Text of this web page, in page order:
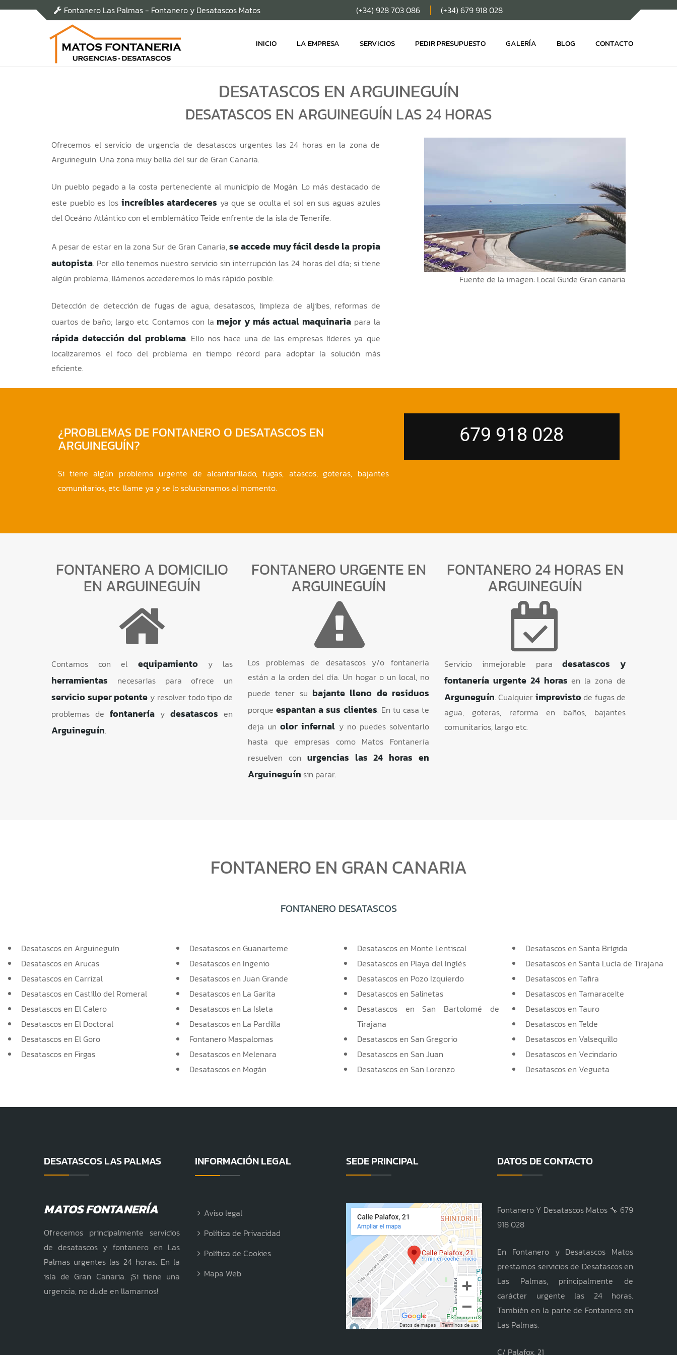
Fontanero Las Palmas - Fontanero y Desatascos Matos (+34) 928 703 086 (+34) 679 918 028
INICIO LA EMPRESA SERVICIOS PEDIR PRESUPUESTO GALERÍA BLOG CONTACTO
DESATASCOS EN ARGUINEGUÍN
DESATASCOS EN ARGUINEGUÍN LAS 24 HORAS
Ofrecemos el servicio de urgencia de desatascos urgentes las 24 horas en la zona de
Arguineguín. Una zona muy bella del sur de Gran Canaria.
Un pueblo pegado a la costa perteneciente al municipio de Mogán. Lo más destacado de
este pueblo es los increíbles atardeceres ya que se oculta el sol en sus aguas azules
del Oceáno Atlántico con el emblemático Teide enfrente de la isla de Tenerife.
A pesar de estar en la zona Sur de Gran Canaria,se accede muy fácil desde la propia
autopista. Por ello tenemos nuestro servicio sin interrupción las 24 horas del día; si tiene
algún problema, llámenos accederemos lo más rápido posible.
Detección de detección de fugas de agua, desatascos, limpieza de aljibes, reformas de
cuartos de baño; largo etc. Contamos con la mejor y más actual maquinaria para la
rápida detección del problema. Ello nos hace una de las empresas líderes ya que
localizaremos el foco del problema en tiempo récord para adoptar la solución más
eficiente.
Fuente de la imagen: Local Guide Gran canaria
¿PROBLEMAS DE FONTANERO O DESATASCOS EN
ARGUINEGUÍN?
Si tiene algún problema urgente de alcantarillado, fugas, atascos, goteras, bajantes
comunitarios, etc. llame ya y se lo solucionamos al momento.
679 918 028
FONTANERO A DOMICILIO
EN ARGUINEGUÍN
Contamos con el equipamientoy las
herramientas necesarias para ofrece un
servicio super potente y resolver todo tipo de
problemas de fontanería y desatascos en
Arguineguín.
FONTANERO URGENTE EN
ARGUINEGUÍN
Los problemas de desatascos y/o fontanería
están a la orden del día. Un hogar o un local, no
puede tener su bajante lleno de residuos
porqueespantan a sus clientes. En tu casa te
deja unolor infernal y no puedes solventarlo
hasta que empresas como Matos Fontanería
resuelven con urgencias las 24 horas en
Arguineguín sin parar.
FONTANERO 24 HORAS EN
ARGUINEGUÍN
Servicio inmejorable paradesatascos y
fontanería urgente 24 horas en la zona de
Arguneguín. Cualquier imprevistode fugas de
agua, goteras, reforma en baños, bajantes
comunitarios, largo etc.
FONTANERO EN GRAN CANARIA
FONTANERO DESATASCOS
Desatascos en Arguineguín
Desatascos en Arucas
Desatascos en Carrizal
Desatascos en Castillo del Romeral
Desatascos en El Calero
Desatascos en El Doctoral
Desatascos en El Goro
Desatascos en Firgas
Desatascos en Guanarteme
Desatascos en Ingenio
Desatascos en Juan Grande
Desatascos en La Garita
Desatascos en La Isleta
Desatascos en La Pardilla
Fontanero Maspalomas
Desatascos en Melenara
Desatascos en Mogán
Desatascos en Monte Lentiscal
Desatascos en Playa del Inglés
Desatascos en Pozo Izquierdo
Desatascos en Salinetas
Desatascos en San Bartolomé de
Tirajana
Desatascos en San Gregorio
Desatascos en San Juan
Desatascos en San Lorenzo
Desatascos en Santa Brígida
Desatascos en Santa Lucía de Tirajana
Desatascos en Tafira
Desatascos en Tamaraceite
Desatascos en Tauro
Desatascos en Telde
Desatascos en Valsequillo
Desatascos en Vecindario
Desatascos en Vegueta
DESATASCOS LAS PALMAS
MATOS FONTANERÍA
Ofrecemos principalmente servicios
de desatascos y fontanero en Las
Palmas urgentes las 24 horas. En la
isla de Gran Canaria. ¡Si tiene una
urgencia, no dude en llamarnos!
INFORMACIÓN LEGAL
Aviso legal
Política de Privacidad
Política de Cookies
Mapa Web
SEDE PRINCIPAL DATOS DE CONTACTO
Fontanero Y Desatascos Matos 🔧 679
918 028
En Fontanero y Desatascos Matos
prestamos servicios de Desatascos en
Las Palmas, principalmente de
carácter urgente las 24 horas.
También en la parte de Fontanero en
Las Palmas.
C/ Palafox, 21